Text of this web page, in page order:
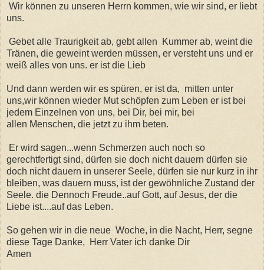
Wir können zu unseren Herrn kommen, wie wir sind, er liebt
uns.
Gebet alle Traurigkeit ab, gebt allen Kummer ab, weint die
Tränen, die geweint werden müssen, er versteht uns und er
weiß alles von uns. er ist die Lieb
Und dann werden wir es spüren, er ist da, mitten unter
uns,wir können wieder Mut schöpfen zum Leben er ist bei
jedem Einzelnen von uns, bei Dir, bei mir, bei
allen Menschen, die jetzt zu ihm beten.
Er wird sagen...wenn Schmerzen auch noch so
gerechtfertigt sind, dürfen sie doch nicht dauern dürfen sie
doch nicht dauern in unserer Seele, dürfen sie nur kurz in ihr
bleiben, was dauern muss, ist der gewöhnliche Zustand der
Seele. die Dennoch Freude..auf Gott, auf Jesus, der die
Liebe ist....auf das Leben.
So gehen wir in die neue Woche, in die Nacht, Herr, segne
diese Tage Danke, Herr Vater ich danke Dir
Amen